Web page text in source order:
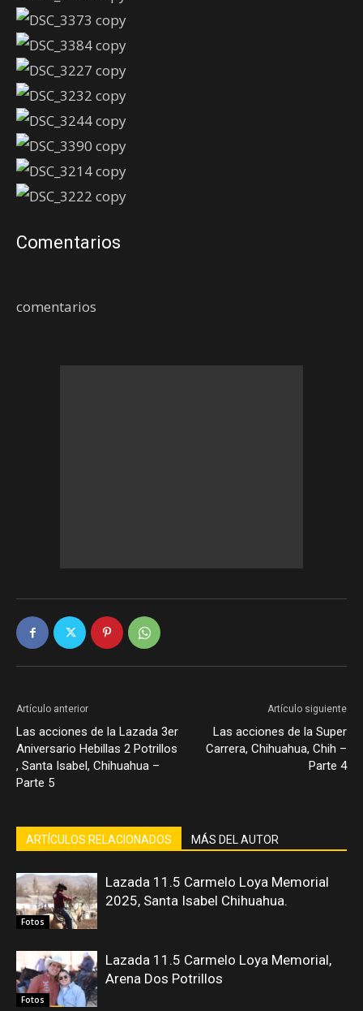
Comentarios
comentarios
Artículo anterior
Las acciones de la Lazada 3er
Aniversario Hebillas 2 Potrillos
, Santa Isabel, Chihuahua –
Parte 5
Artículo siguiente
Las acciones de la Super
Carrera, Chihuahua, Chih –
Parte 4
ARTÍCULOS RELACIONADOS MÁS DEL AUTOR
Fotos
Lazada 11.5 Carmelo Loya Memorial
2025, Santa Isabel Chihuahua.
Fotos
Lazada 11.5 Carmelo Loya Memorial,
Arena Dos Potrillos